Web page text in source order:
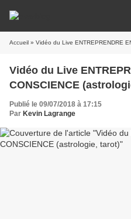
Accueil » Vidéo du Live ENTREPRENDRE
Vidéo du Live
CONSCIENCE
Publié le 09/07/2018 à 17:15
Par Kevin Lagrange